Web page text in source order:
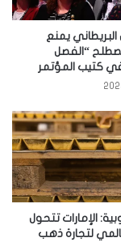
يمنع
“الفصل
كتيب المؤتمر
الإمارات تتحول
لتجارة ذهب